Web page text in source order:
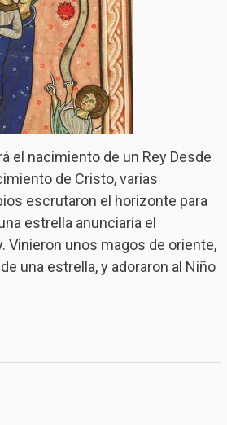
el nacimiento de un Rey Desde
de Cristo, varias
escrutaron el horizonte para
estrella anunciaría el
Vinieron unos magos de oriente,
una estrella, y adoraron al Niño